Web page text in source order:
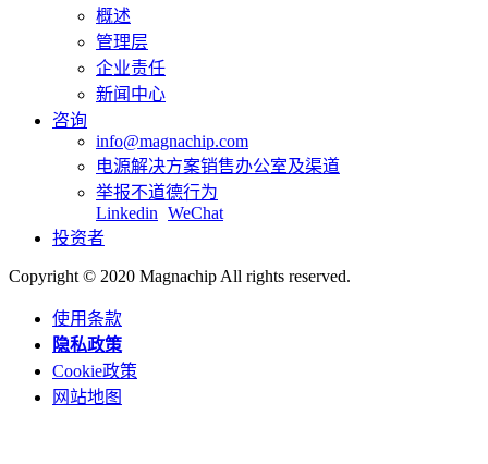
概述
管理层
企业责任
新闻中心
咨询
info@magnachip.com
电源解决方案销售办公室及渠道
举报不道德行为
Linkedin WeChat
投资者
Copyright © 2020 Magnachip All rights reserved.
使用条款
隐私政策
Cookie政策
网站地图